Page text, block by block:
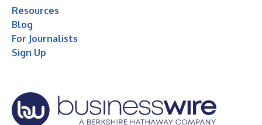
Resources
Blog
For Journalists
Sign Up